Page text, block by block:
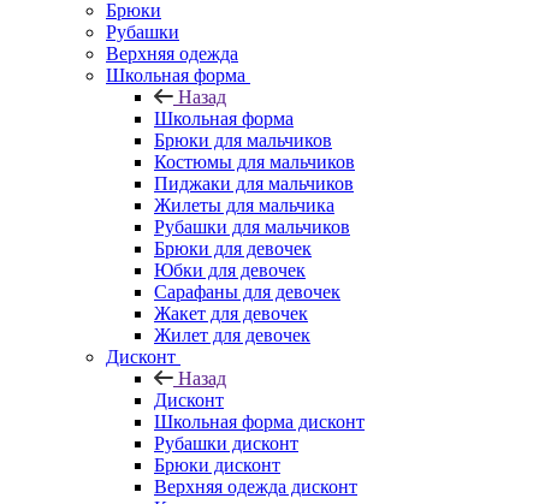
Брюки
Рубашки
Верхняя одежда
Школьная форма
Назад
Школьная форма
Брюки для мальчиков
Костюмы для мальчиков
Пиджаки для мальчиков
Жилеты для мальчика
Рубашки для мальчиков
Брюки для девочек
Юбки для девочек
Сарафаны для девочек
Жакет для девочек
Жилет для девочек
Дисконт
Назад
Дисконт
Школьная форма дисконт
Рубашки дисконт
Брюки дисконт
Верхняя одежда дисконт